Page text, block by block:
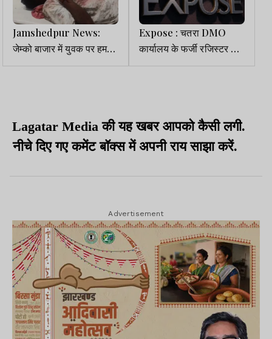
Jamshedpur News:
जेम्को बाजार में युवक पर हमला,
धारदार हथियार और लाठी-
Expose : चतरा DMO
कार्यालय के फर्जी रजिस्टर से
राज्य सरकार को भारी आर्थिक
Lagatar Media की यह खबर आपको कैसी लगी.
नीचे दिए गए कमेंट बॉक्स में अपनी राय साझा करें.
Advertisement